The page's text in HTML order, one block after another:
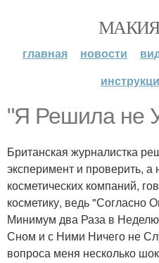
главная новости
"Я Решила не
Британская журналистка
эксперимент и проверить, а
косметических компаний,
косметику, ведь "Согласно
Минимум два Раза в
Сном и с Ними Ничего не
вопроса меня несколько